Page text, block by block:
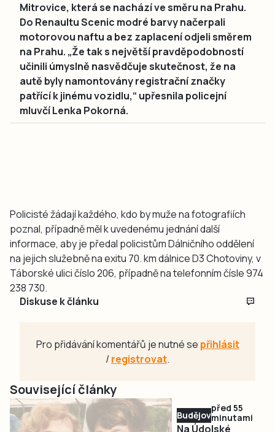
Mitrovice, která se nachází ve směru na Prahu.
Do Renaultu Scenic modré barvy načerpali
motorovou naftu a bez zaplacení odjeli směrem
na Prahu. „Že tak s největší pravděpodobností
učinili úmyslně nasvědčuje skutečnost, že na
autě byly namontovány registrační značky
patřící k jinému vozidlu,“ upřesnila policejní
mluvčí Lenka Pokorná.
Policisté žádají každého, kdo by muže na fotografiích
poznal, případně měl k uvedenému jednání další
informace, aby je předal policistům Dálničního oddělení
na jejich služebně na exitu 70. km dálnice D3 Chotoviny, v
Táborské ulici číslo 206, případně na telefonním čísle 974
238 730.
Diskuse k článku
Pro přidávání komentářů je nutné se přihlásit
/registrovat.
Související články
Budějovicko
před 55
minutami
Na Údolské